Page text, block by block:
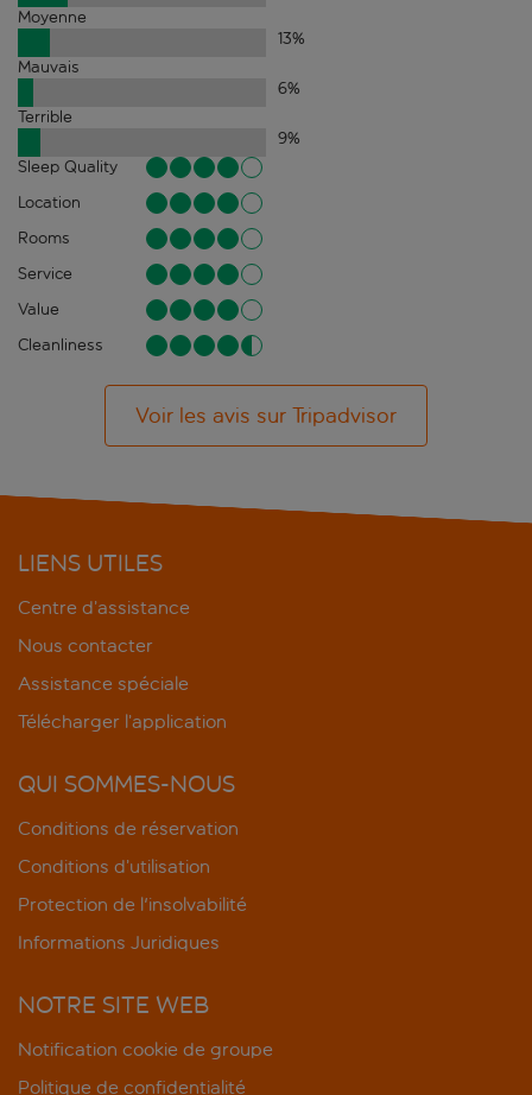
Moyenne
13%
Mauvais
6%
Terrible
9%
Sleep Quality
Location
Rooms
Service
Value
Cleanliness
Voir les avis sur Tripadvisor
LIENS UTILES
Centre d’assistance
Nous contacter
Assistance spéciale
Télécharger l’application
QUI SOMMES-NOUS
Conditions de réservation
Conditions d’utilisation
Protection de l'insolvabilité
Informations Juridiques
NOTRE SITE WEB
Notification cookie de groupe
Politique de confidentialité